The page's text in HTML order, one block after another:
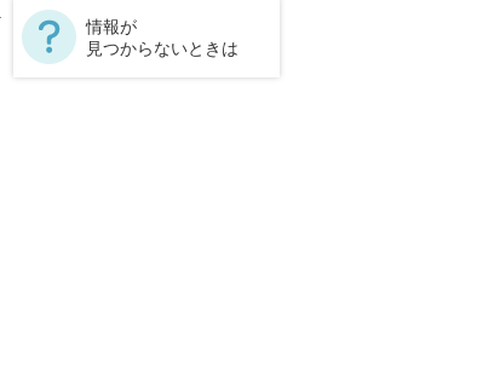
情報が
見つからないときは